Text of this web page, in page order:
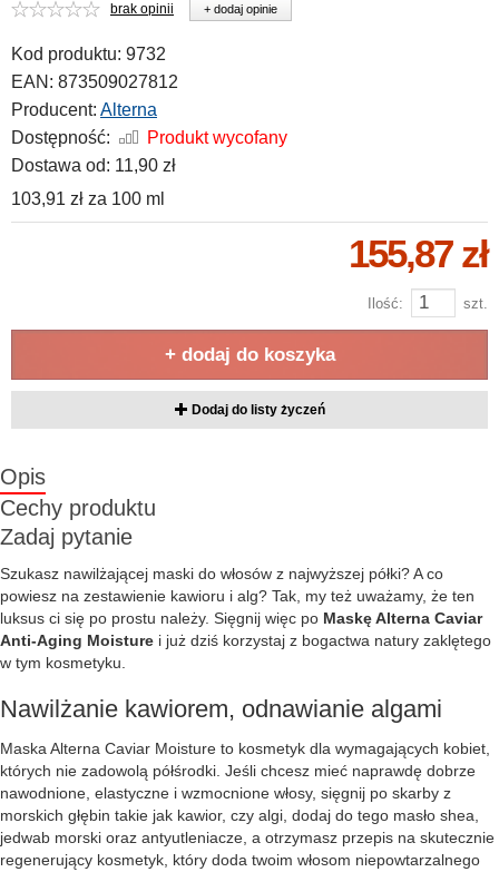
brak opinii + dodaj opinie
Kod produktu: 9732
EAN: 873509027812
Producent: Alterna
Dostępność:
Produkt wycofany
Dostawa od: 11,90 zł
103,91 zł za 100 ml
155,87 zł
Ilość: szt.
+ dodaj do koszyka
Dodaj do listy życzeń
Opis
Cechy produktu
Zadaj pytanie
Szukasz nawilżającej maski do włosów z najwyższej półki? A co
powiesz na zestawienie kawioru i alg? Tak, my też uważamy, że ten
luksus ci się po prostu należy. Sięgnij więc po Maskę Alterna Caviar
Anti-Aging Moisture i już dziś korzystaj z bogactwa natury zaklętego
w tym kosmetyku.
Nawilżanie kawiorem, odnawianie algami
Maska Alterna Caviar Moisture to kosmetyk dla wymagających kobiet,
których nie zadowolą półśrodki. Jeśli chcesz mieć naprawdę dobrze
nawodnione, elastyczne i wzmocnione włosy, sięgnij po skarby z
morskich głębin takie jak kawior, czy algi, dodaj do tego masło shea,
jedwab morski oraz antyutleniacze, a otrzymasz przepis na skutecznie
regenerujący kosmetyk, który doda twoim włosom niepowtarzalnego